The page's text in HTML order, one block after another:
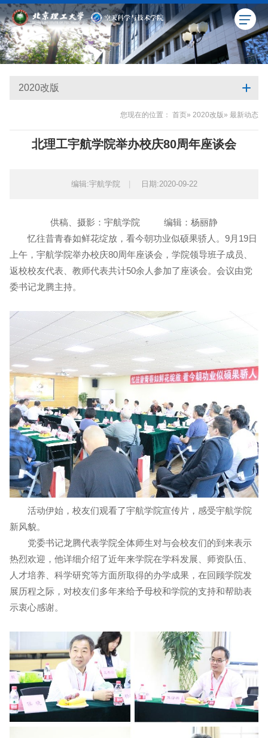
2020改版
您现在的位置： 首页» 2020改版» 最新动态
北理工宇航学院举办校庆80周年座谈会
编辑:宇航学院 日期:2020-09-22
供稿、摄影：宇航学院 编辑：杨丽静
忆往昔青春如鲜花绽放，看今朝功业似硕果骄人。9月19日
上午，宇航学院举办校庆80周年座谈会，学院领导班子成员、
返校校友代表、教师代表共计50余人参加了座谈会。会议由党
委书记龙腾主持。
活动伊始，校友们观看了宇航学院宣传片，感受宇航学院
新风貌。
党委书记龙腾代表学院全体师生对与会校友们的到来表示
热烈欢迎，他详细介绍了近年来学院在学科发展、师资队伍、
人才培养、科学研究等方面所取得的办学成果，在回顾学院发
展历程之际，对校友们多年来给予母校和学院的支持和帮助表
示衷心感谢。